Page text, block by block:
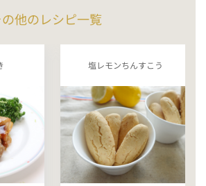
の他のレシピ一覧
塩レモンちんすこう